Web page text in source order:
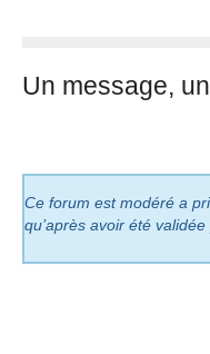
Un message,
Ce forum est modéré a
qu’après avoir été